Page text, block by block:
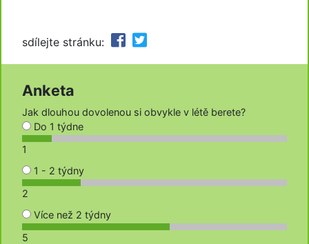
sdílejte stránku:
Anketa
Jak dlouhou dovolenou si obvykle v létě berete?
Do 1 týdne
1
1 - 2 týdny
2
Více než 2 týdny
5